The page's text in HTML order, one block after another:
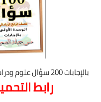
بالإجابات 200 سؤال علوم ودراسات الصف الرابع الابتدائى الترم الاول
رابط